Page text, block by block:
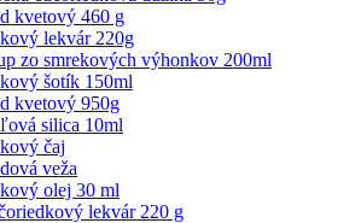
kvetový 460 g
lekvár 220g
zo smrekových výhonkov 200ml
šotík 150ml
kvetový 950g
silica 10ml
čaj
veža
olej 30 ml
lekvár 220 g